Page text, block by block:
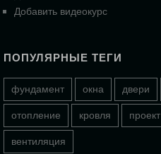
Добавить видеокурс
ПОПУЛЯРНЫЕ ТЕГИ
фундамент окна двери
отопление кровля проект
вентиляция